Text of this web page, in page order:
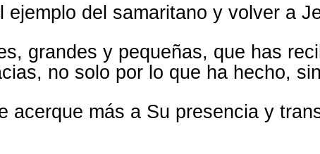
ejemplo del samaritano y volver a
grandes y pequeñas, que has
no solo por lo que ha hecho,
acerque más a Su presencia y